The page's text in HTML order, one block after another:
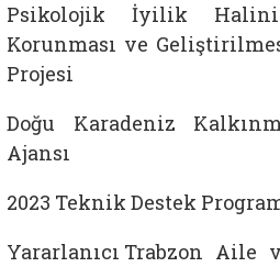
Psikolojik İyilik
Korunması ve
Projesi
Doğu Karadeniz
Ajansı
2023 Teknik Destek
Yararlanıcı Trabzon Aile